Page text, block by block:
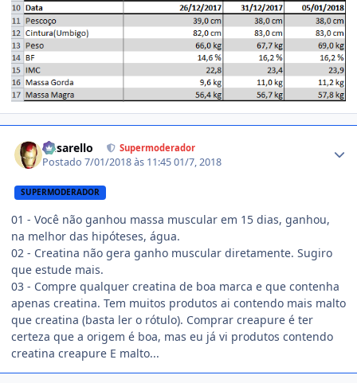
busarello Supermoderador
Postado7/01/2018 às 11:4501/7, 2018
SUPERMODERADOR
01 - Você não ganhou massa muscular em 15 dias, ganhou,
na melhor das hipóteses, água.
02 - Creatina não gera ganho muscular diretamente. Sugiro
que estude mais.
03 - Compre qualquer creatina de boa marca e que contenha
apenas creatina. Tem muitos produtos ai contendo mais malto
que creatina (basta ler o rótulo). Comprar creapure é ter
certeza que a origem é boa, mas eu já vi produtos contendo
creatina creapure E malto...